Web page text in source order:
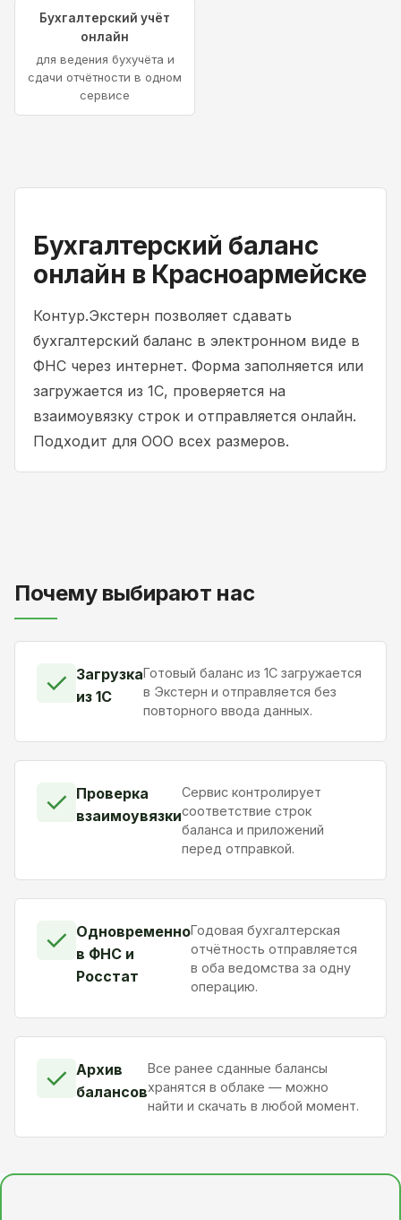
Бухгалтерский учёт
онлайн
для ведения бухучёта и
сдачи отчётности в одном
сервисе
Бухгалтерский баланс
онлайн в Красноармейске
Контур.Экстерн позволяет сдавать
бухгалтерский баланс в электронном виде в
ФНС через интернет. Форма заполняется или
загружается из 1С, проверяется на
взаимоувязку строк и отправляется онлайн.
Подходит для ООО всех размеров.
Почему выбирают нас
✓ Загрузка
из 1С
Готовый баланс из 1С загружается
в Экстерн и отправляется без
повторного ввода данных.
✓ Проверка
взаимоувязки
Сервис контролирует
соответствие строк
баланса и приложений
перед отправкой.
✓ Одновременно
в ФНС и
Росстат
Годовая бухгалтерская
отчётность отправляется
в оба ведомства за одну
операцию.
✓ Архив
балансов
Все ранее сданные балансы
хранятся в облаке — можно
найти и скачать в любой момент.